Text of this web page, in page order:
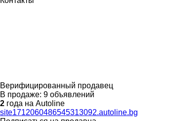
Верифицированный продавец
В продаже: 9 объявлений
2 года на Autoline
site1712060486545313092.autoline.bg